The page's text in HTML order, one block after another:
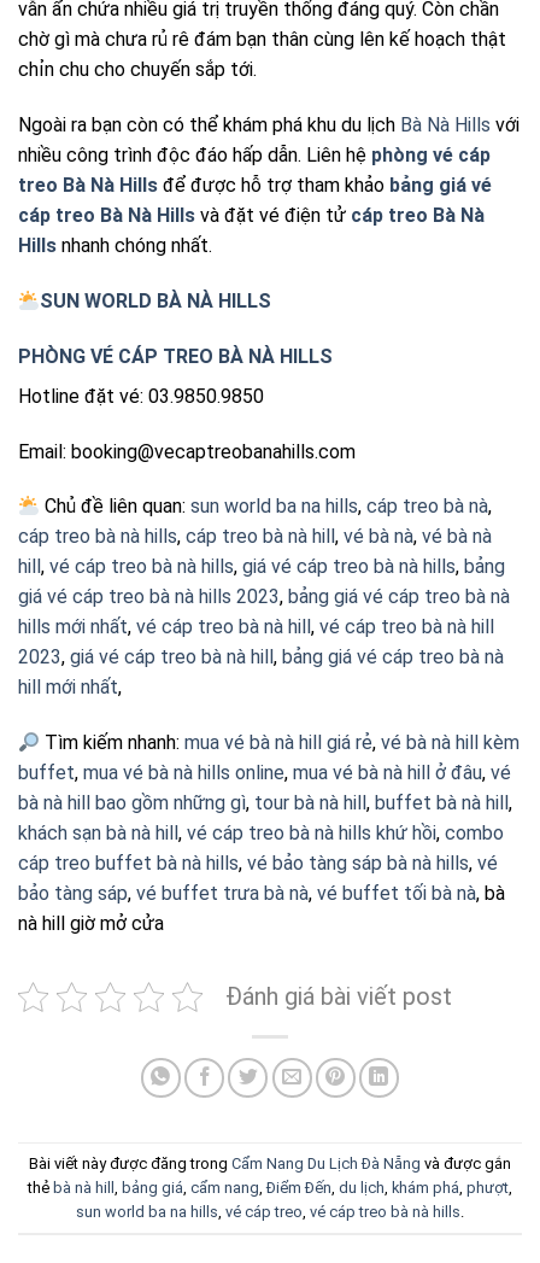
vẫn ẩn chứa nhiều giá trị truyền thống đáng quý. Còn chần
chờ gì mà chưa rủ rê đám bạn thân cùng lên kế hoạch thật
chỉn chu cho chuyến sắp tới.
Ngoài ra bạn còn có thể khám phá khu du lịch Bà Nà Hills với
nhiều công trình độc đáo hấp dẫn. Liên hệ phòng vé cáp
treo Bà Nà Hills để được hỗ trợ tham khảo bảng giá vé
cáp treo Bà Nà Hills và đặt vé điện tử cáp treo Bà Nà
Hills nhanh chóng nhất.
SUN WORLD BÀ NÀ HILLS
PHÒNG VÉ CÁP TREO BÀ NÀ HILLS
Hotline đặt vé: 03.9850.9850
Email: booking@vecaptreobanahills.com
Chủ đề liên quan:sun world ba na hills,cáp treo bà nà,
cáp treo bà nà hills, cáp treo bà nà hill , vé bà nà, vé bà nà
hill , vé cáp treo bà nà hills, giá vé cáp treo bà nà hills, bảng
giá vé cáp treo bà nà hills 2023, bảng giá vé cáp treo bà nà
hills mới nhất, vé cáp treo bà nà hill , vé cáp treo bà nà hill
2023, giá vé cáp treo bà nà hill , bảng giá vé cáp treo bà nà
hill mới nhất,
Tìm kiếm nhanh:mua vé bà nà hill giá rẻ,vé bà nà hill kèm
buffet, mua vé bà nà hills online, mua vé bà nà hill ở đâu, vé
bà nà hill bao gồm những gì, tour bà nà hill , buffet bà nà hill ,
khách sạn bà nà hill , vé cáp treo bà nà hills khứ hồi, combo
cáp treo buffet bà nà hills, vé bảo tàng sáp bà nà hills, vé
bảo tàng sáp, vé buffet trưa bà nà, vé buffet tối bà nà, bà
nà hill giờ mở cửa
Đánh giá bài viết post
Bài viết này được đăng trong Cẩm Nang Du Lịch Đà Nẵng và được gắn
thẻ bà nà hill bảng giá cẩm nang ,Điểm Đến du lịch khám phá phượt
sun world ba na hills vé cáp treo vé cáp treo bà nà hills